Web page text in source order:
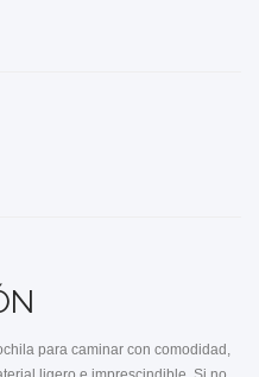
para caminar con comodidad,